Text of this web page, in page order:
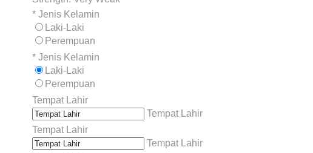
* Jenis Kelamin
Laki-Laki
Perempuan
* Jenis Kelamin
Laki-Laki
Perempuan
Tempat Lahir
Tempat Lahir
Tempat Lahir
Tempat Lahir